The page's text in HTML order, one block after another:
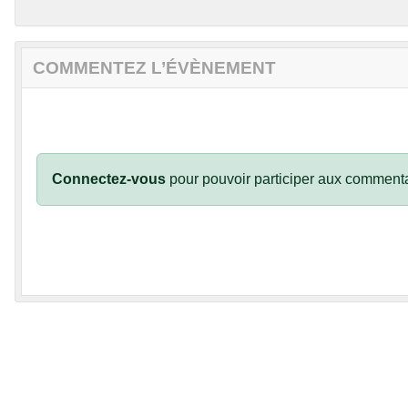
COMMENTEZ L’ÉVÈNEMENT
Connectez-vous pour pouvoir participer aux